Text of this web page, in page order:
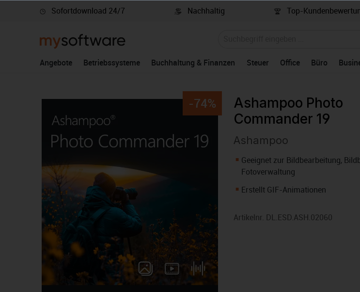
Zur Hauptnavigation springen
Sofortdownload 24/7 Nachhaltig Top-
Angebote Betriebssysteme Buchhaltung & Finanzen Steuer Office Büro
-74%
Ashampoo Photo
Commander 19
Ashampoo
Geeignet zur Bildbearbeitung,
Fotoverwaltung
Erstellt GIF-Animationen
Artikelnr. DL.ESD.ASH.02060